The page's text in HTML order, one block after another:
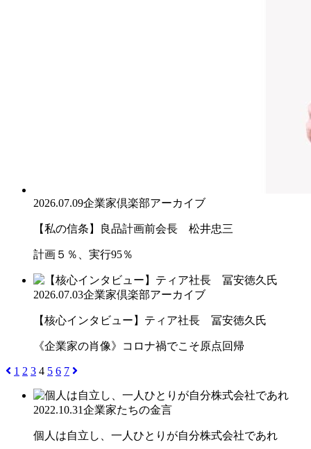
2026.07.09企業家倶楽部アーカイブ
【私の信条】良品計画前会長 松井忠三
計画５％、実行95％
2026.07.03企業家倶楽部アーカイブ
【核心インタビュー】ティア社長 冨安徳久氏
《企業家の肖像》コロナ禍でこそ原点回帰
1 2 3 4 5 6 7
2022.10.31企業家たちの金言
個人は自立し、一人ひとりが自分株式会社であれ